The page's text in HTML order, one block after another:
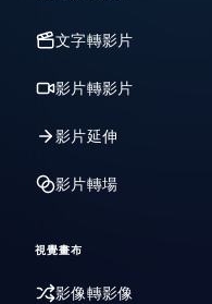
文字轉影片
影片轉影片
影片延伸
影片轉場
視覺畫布
影像轉影像